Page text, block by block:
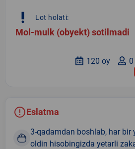
priority_high Lot holati:
Mol-mulk (obyekt) sotilmadi
0
120 oy
Eslatma
3-qadamdan boshlab, har
oldin hisobingizda yetarli